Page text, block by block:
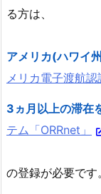
る方は、
アメリカ(ハワイ
メリカ電子渡航認
3ヵ月以上の滞在
テム「ORRnet」
の登録が必要です。